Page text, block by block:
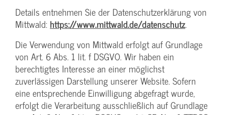
Details entnehmen Sie der Datenschutzerklärung von
Mittwald: https://www.mittwald.de/datenschutz.
Die Verwendung von Mittwald erfolgt auf Grundlage
von Art. 6 Abs. 1 lit. f DSGVO. Wir haben ein
berechtigtes Interesse an einer möglichst
zuverlässigen Darstellung unserer Website. Sofern
eine entsprechende Einwilligung abgefragt wurde,
erfolgt die Verarbeitung ausschließlich auf Grundlage